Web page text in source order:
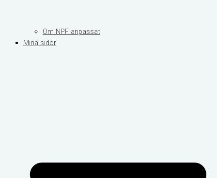
Om NPF anpassat
Mina sidor